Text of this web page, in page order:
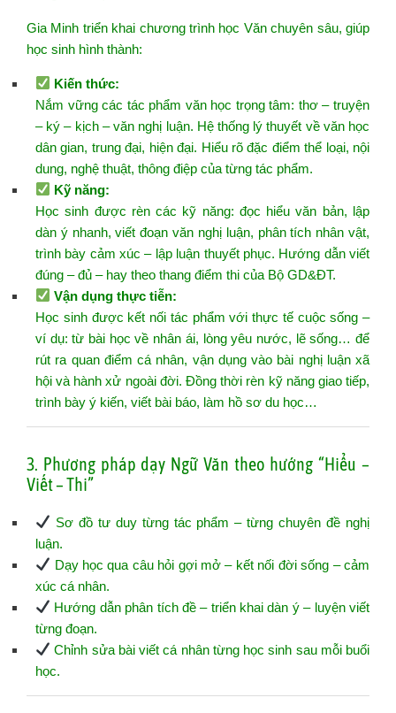
Gia Minh triển khai chương trình học Văn chuyên sâu, giúp
học sinh hình thành:
Kiến thức:
Nắm vững các tác phẩm văn học trọng tâm: thơ – truyện
– ký – kịch – văn nghị luận. Hệ thống lý thuyết về văn học
dân gian, trung đại, hiện đại. Hiểu rõ đặc điểm thể loại, nội
dung, nghệ thuật, thông điệp của từng tác phẩm.
Kỹ năng:
Học sinh được rèn các kỹ năng: đọc hiểu văn bản, lập
dàn ý nhanh, viết đoạn văn nghị luận, phân tích nhân vật,
trình bày cảm xúc – lập luận thuyết phục. Hướng dẫn viết
đúng – đủ – hay theo thang điểm thi của Bộ GD&ĐT.
Vận dụng thực tiễn:
Học sinh được kết nối tác phẩm với thực tế cuộc sống –
ví dụ: từ bài học về nhân ái, lòng yêu nước, lẽ sống… để
rút ra quan điểm cá nhân, vận dụng vào bài nghị luận xã
hội và hành xử ngoài đời. Đồng thời rèn kỹ năng giao tiếp,
trình bày ý kiến, viết bài báo, làm hồ sơ du học…
3. Phương pháp dạy Ngữ Văn theo hướng “Hiểu –
Viết – Thi”
Sơ đồ tư duy từng tác phẩm – từng chuyên đề nghị
luận.
Dạy học qua câu hỏi gợi mở – kết nối đời sống – cảm
xúc cá nhân.
Hướng dẫn phân tích đề – triển khai dàn ý – luyện viết
từng đoạn.
Chỉnh sửa bài viết cá nhân từng học sinh sau mỗi buổi
học.